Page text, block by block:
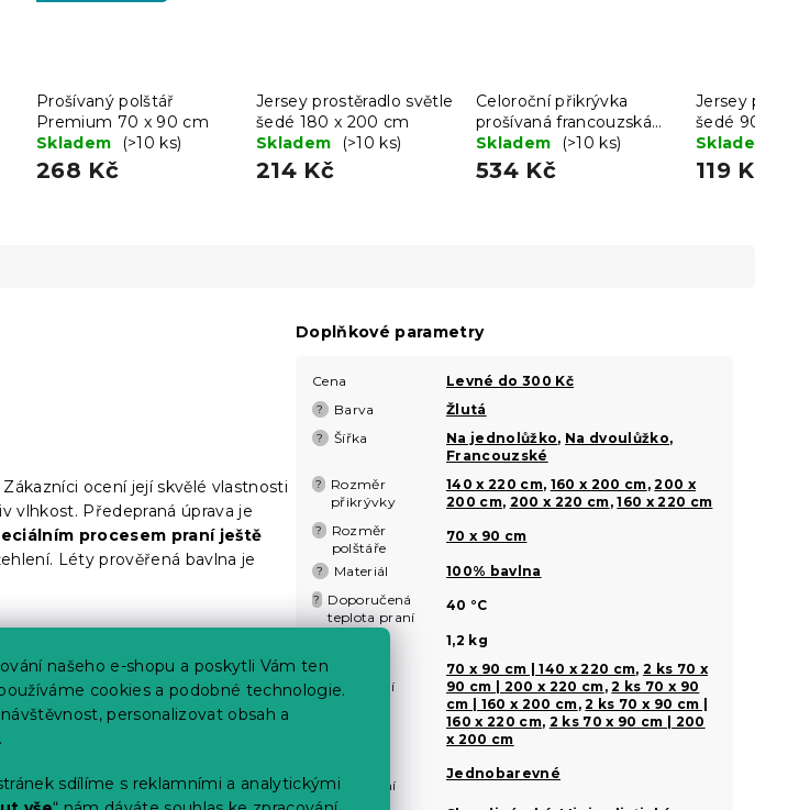
našeho e-shopu a poskytli Vám ten
cookies a podobné technologie.
personalizovat obsah a
sdílíme s reklamními a analytickými
Prošívaný polštář
Premium 70 x 90 cm
Skladem
(>10 ks)
268 Kč
Jersey prostěradlo světle
šedé 180 x 200 cm
Skladem
(>10 ks)
214 Kč
Celoroční přikrývka
prošívaná francouzská
200x220 cm
Skladem (>10 ks)
534 Kč
Jersey
šedé 90 x
Skladem
119 Kč
Zákazníci ocení její skvělé vlastnosti
vlhkost. Předepraná úprava je
procesem praní ještě
Léty prověřená bavlna je
Doplňkové parametry
Cena Levné do 300 Kč
? Barva Žlutá
? Šířka Na jednolůžko, Na dvoulůžko,
Francouzské
?
Rozměr
přikrývky
140 x 220 cm, 160 x 200 cm,200 x
200 cm, 200 x 220 cm,160 x 220 cm
?
Rozměr
polštáře
70 x 90 cm
? Materiál 100% bavlna
?
Doporučená
teplota praní
40 °C
1,2 kg
?
povlečení
70 x 90 cm | 140 x 220 cm,2 ks 70 x
90 cm | 200 x 220 cm,2 ks 70 x 90
cm | 160 x 200 cm,2 ks 70 x 90 cm |
160 x 220 cm, 2 ks 70 x 90 cm | 200
x 200 cm
povlečení
Jednobarevné